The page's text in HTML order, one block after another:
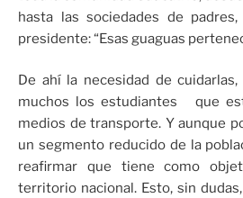
hasta las sociedades de
presidente: “Esas guaguas
De ahí la necesidad de
muchos los estudiantes que
medios de transporte. Y aunque
un segmento reducido de la
reafirmar que tiene como
territorio nacional. Esto, sin